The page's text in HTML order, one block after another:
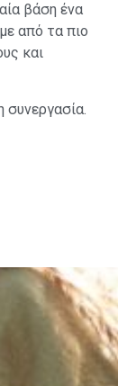
βάση ένα
από τα πιο
και